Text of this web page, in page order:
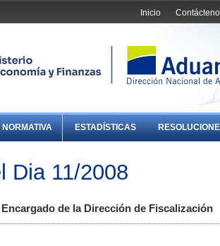
Inicio
NORMATIVA ESTADÍSTICAS
Dia 11/2008
de la Dirección de Fiscalización